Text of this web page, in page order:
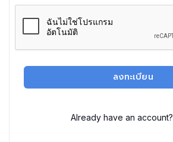
ลงทะเบียน
Already have an account?